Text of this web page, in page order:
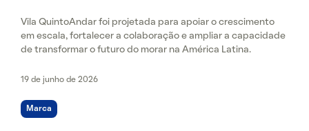
Vila QuintoAndar foi projetada para apoiar o crescimento
em escala, fortalecer a colaboração e ampliar a capacidade
de transformar o futuro do morar na América Latina.
19 de junho de 2026
Marca